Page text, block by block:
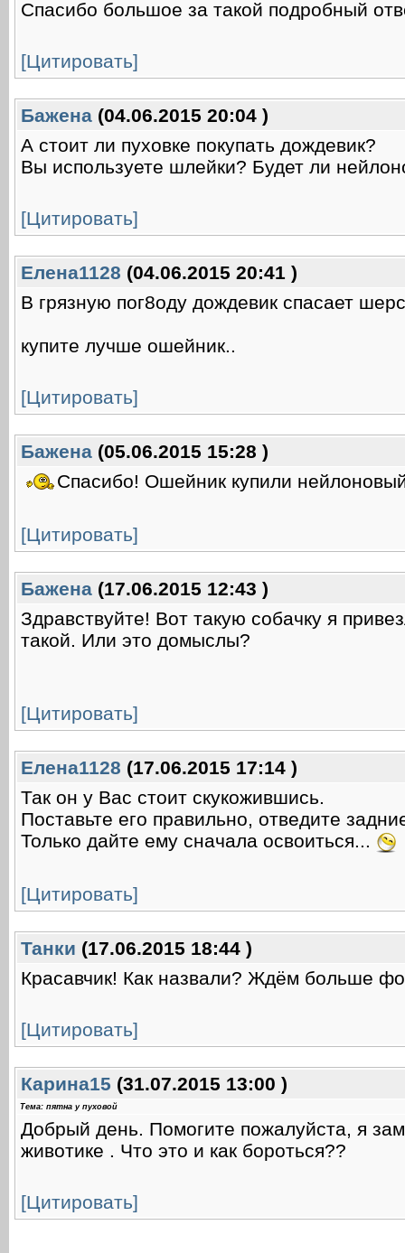
Спасибо большое за такой подробный
[Цитировать]
Баженa (04.06.2015 20:04 )
А стоит ли пуховке покупать дождевик?
Вы используете шлейки? Будет ли
[Цитировать]
Елена1128 (04.06.2015 20:41 )
В грязную пог8оду дождевик спасает
купите лучше ошейник..
[Цитировать]
Баженa (05.06.2015 15:28 )
Спасибо! Ошейник купили
[Цитировать]
Баженa (17.06.2015 12:43 )
Здравствуйте! Вот такую собачку я
такой. Или это домыслы?
[Цитировать]
Елена1128 (17.06.2015 17:14 )
Так он у Вас стоит скукожившись.
Поставьте его правильно, отведите
Только дайте ему сначала освоиться...
[Цитировать]
Танки (17.06.2015 18:44 )
Красавчик! Как назвали? Ждём больше
[Цитировать]
Карина15 (31.07.2015 13:00 )
Тема: пятна у пуховой
Добрый день. Помогите пожалуйста, я
животике . Что это и как бороться??
[Цитировать]